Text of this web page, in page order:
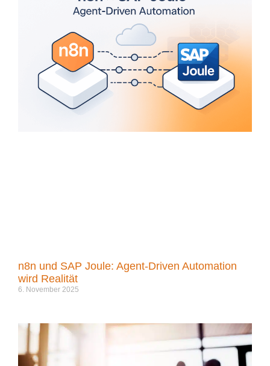
n8n und SAP Joule: Agent-Driven Automation
wird Realität
6. November 2025